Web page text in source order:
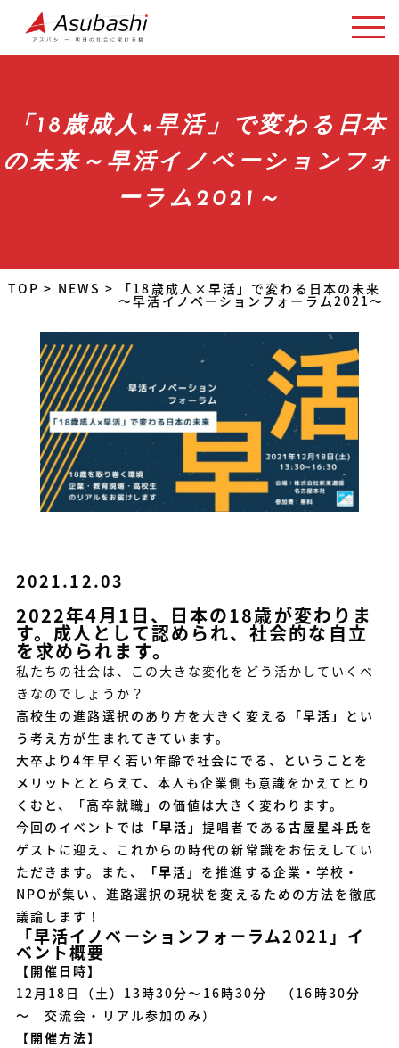
「18歳成人×早活」で変わる日本
の未来～早活イノベーションフォ
ーラム2021～
TOP > NEWS > 「18歳成人×早活」で変わる日本の未来
～早活イノベーションフォーラム2021～
2021.12.03
2022年4月1日、日本の18歳が変わりま
す。成人として認められ、社会的な自立
を求められます。
私たちの社会は、この大きな変化をどう活かしていくべ
きなのでしょうか？
高校生の進路選択のあり方を大きく変える
「早活」 とい
う考え方が生まれてきています。
大卒より4年早く若い年齢で社会にでる、ということを
メリットととらえて、本人も企業側も意識をかえてとり
くむと、「高卒就職」の価値は大きく変わります。
今回のイベントでは 「早活」提唱者である 古屋星斗氏を
ゲストに迎え、これからの時代の新常識をお伝えしてい
ただきます。また、
「早活」 を推進する企業・学校・
NPOが集い、進路選択の現状を変えるための方法を徹底
議論します！
「早活イノベーションフォーラム2021」イ
ベント概要
【開催日時】
12月18日（土）13時30分〜16時30分 （16時30分
～ 交流会・リアル参加のみ）
【開催方法】